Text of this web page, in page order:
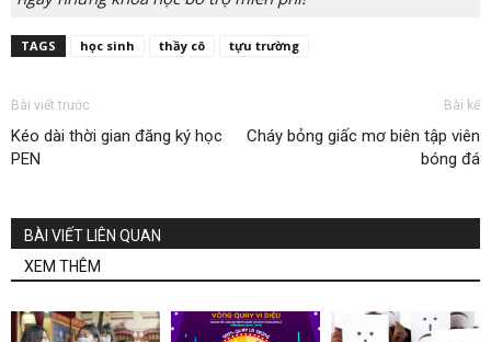
TAGS học sinh thầy cô tựu trường
Bài viết trước
Kéo dài thời gian đăng ký học
PEN
Bài kế
Cháy bỏng giấc mơ biên tập viên
bóng đá
BÀI VIẾT LIÊN QUAN
XEM THÊM